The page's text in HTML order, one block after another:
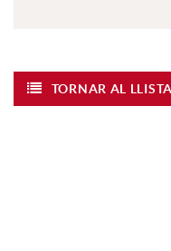
TORNAR AL